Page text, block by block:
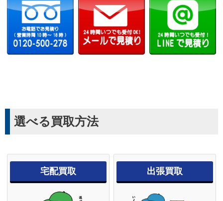
選べる買取方法
宅配買取 出張買取